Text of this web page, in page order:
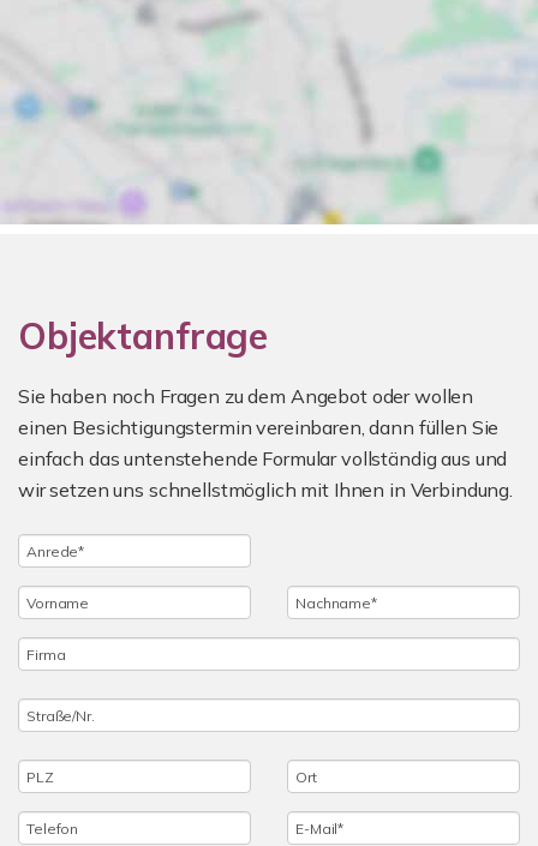
Objektanfrage
Sie haben noch Fragen zu dem Angebot oder wollen
einen Besichtigungstermin vereinbaren, dann füllen Sie
einfach das untenstehende Formular vollständig aus und
wir setzen uns schnellstmöglich mit Ihnen in Verbindung.